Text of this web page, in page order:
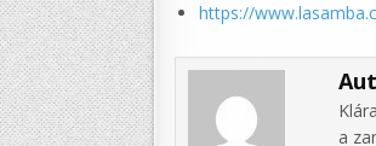
https://
a